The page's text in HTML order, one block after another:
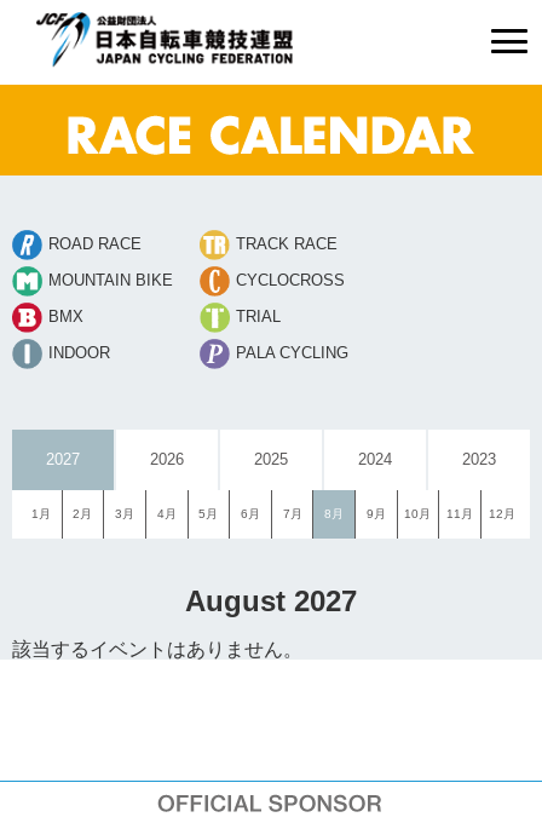
ROAD RACE
TRACK RACE
MOUNTAIN BIKE
CYCLOCROSS
BMX
TRIAL
INDOOR
PALA CYCLING
2027 2026 2025 2024 2023
1月 2月 3月 4月 5月 6月 7月 8月 9月 10月 11月 12月
August 2027
該当するイベントはありません。